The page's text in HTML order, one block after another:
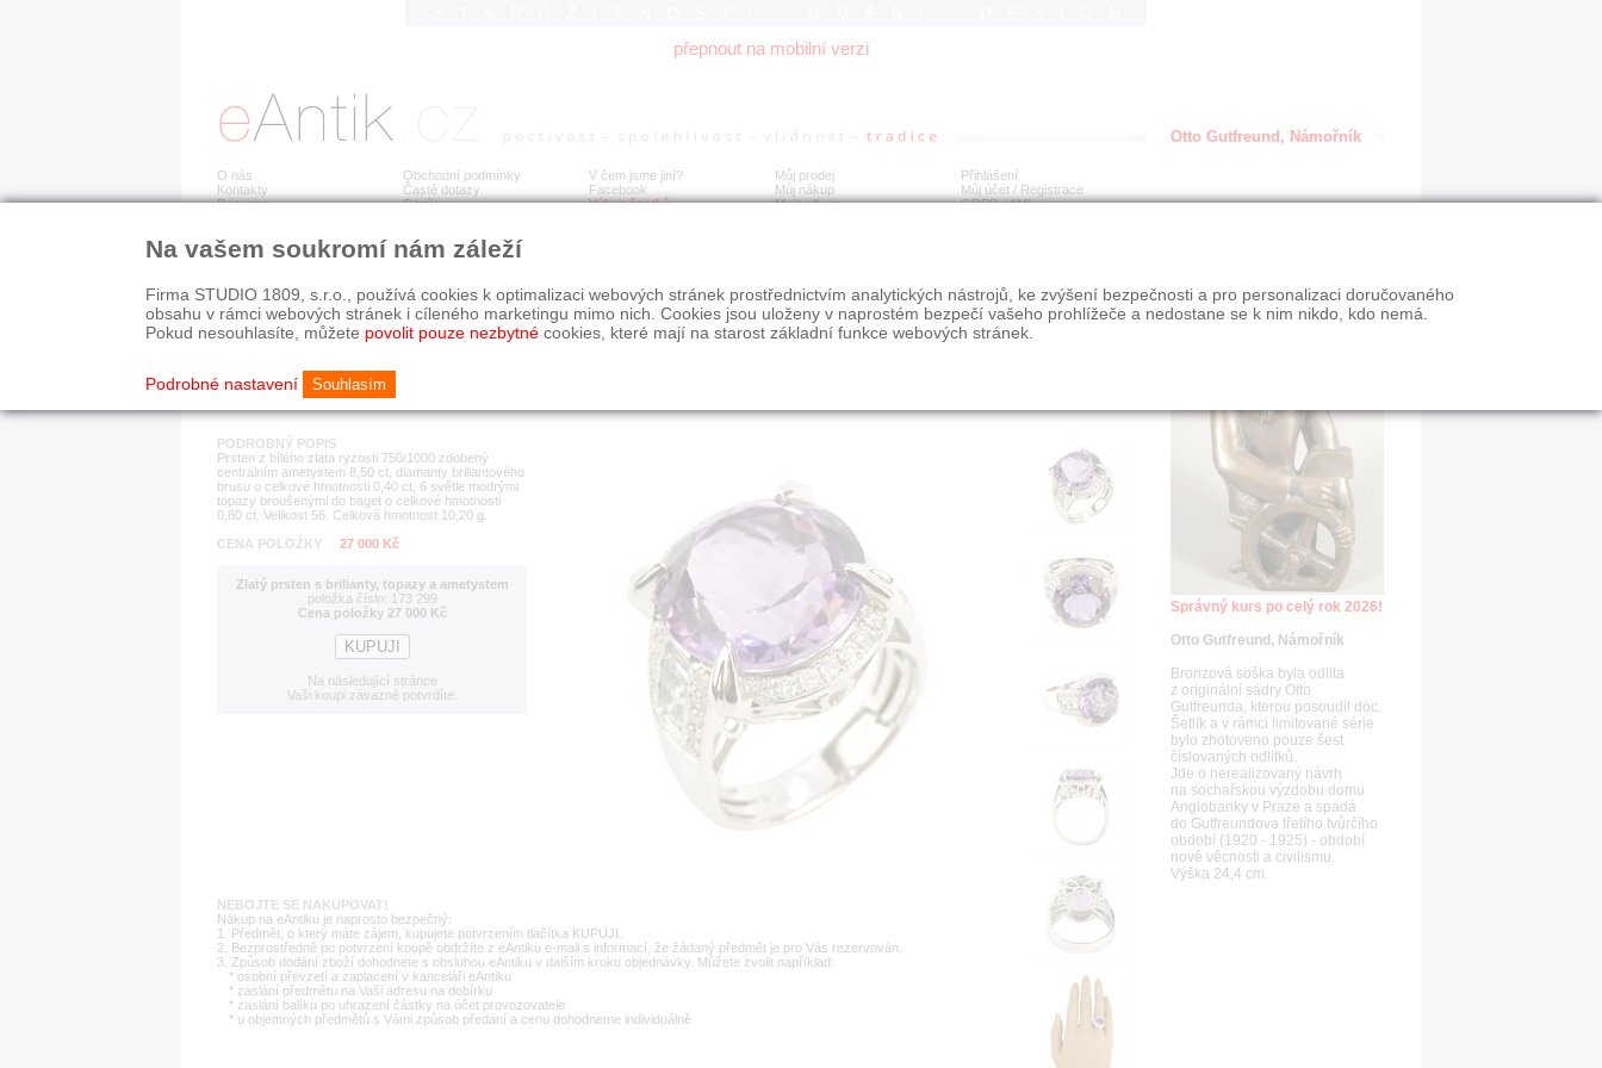
přepnout na mobilní verzi
O nás
Kontakty
Recenze
Obchodní podmínky
Časté dotazy
Ceník
V čem jsme jiní?
Facebook
Výkup šperků
Můj prodej
Můj nákup
Moje album
Přihlášení
Můj účet / Registrace
GDPR/AML
Detail položky č. 173 299 Zlatý prsten s brilianty, topazy a ametystem
PODROBNÝ POPIS
Prsten z bílého zlata ryzosti 750/1000 zdobený
centrálním ametystem 8,50 ct, diamanty briliantového
brusu o celkové hmotnosti 0,40 ct, 6 světle modrými
topazy broušenými do baget o celkové hmotnosti
0,80 ct. Velikost 56. Celková hmotnost 10,20 g.
CENA POLOŽKY
27 000 Kč
Zlatý prsten s brilianty, topazy a ametystem
položka číslo: 173 299
Cena položky 27 000 Kč
Na následující stránce
Vaši koupi závazně potvrdíte.
NEBOJTE SE NAKUPOVAT!
Nákup na eAntiku je naprosto bezpečný:
1. Předmět, o který máte zájem, kupujete potvrzením tlačítka KUPUJI.
2. Bezprostředně po potvrzení koupě obdržíte z eAntiku e-mail s informací, že žádaný předmět je pro Vás rezervován.
3. Způsob dodání zboží dohodnete s obsluhou eAntiku v dalším kroku objednávky. Můžete zvolit například:
* osobní převzetí a zaplacení v kanceláři eAntiku
* zaslání předmětu na Vaši adresu na dobírku
* zaslání balíku po uhrazení částky na účet provozovatele
* u objemných předmětů s Vámi způsob předání a cenu dohodneme individuálně
Otto Gutfreund, Námořník
Správný kurs po celý rok 2026!
Otto Gutfreund, Námořník
Bronzová soška byla odlita
z originální sádry Otto
Gutfreunda, kterou posoudil doc.
Šetlík a v rámci limitované série
bylo zhotoveno pouze šest
číslovaných odlitků.
Jde o nerealizovaný návrh
na sochařskou výzdobu domu
Anglobanky v Praze a spadá
do Gutfreundova třetího tvůrčího
období (1920 - 1925) - období
nové věcnosti a civilismu.
Výška 24,4 cm.
Na vašem soukromí nám záleží
Firma STUDIO 1809, s.r.o., používá cookies k optimalizaci webových stránek prostřednictvím analytických nástrojů, ke zvýšení bezpečnosti a pro personalizaci doručovaného
obsahu v rámci webových stránek i cíleného marketingu mimo nich. Cookies jsou uloženy v naprostém bezpečí vašeho prohlížeče a nedostane se k nim nikdo, kdo nemá.
Pokud nesouhlasíte, můžete povolit pouze nezbytné cookies, které mají na starost základní funkce webových stránek.
Podrobné nastavení Souhlasím